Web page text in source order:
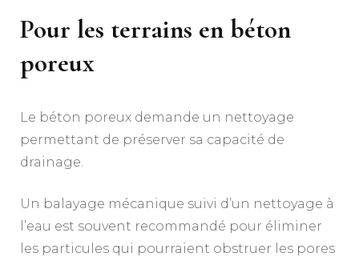
Pour les terrains en béton
poreux
Le béton poreux demande un nettoyage
permettant de préserver sa capacité de
drainage.
Un balayage mécanique suivi d’un nettoyage à
l’eau est souvent recommandé pour éliminer
les particules qui pourraient obstruer les pores